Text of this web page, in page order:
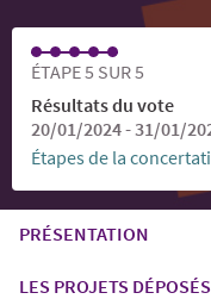
ÉTAPE 5 SUR 5
Résultats du vote
20/01/2024 - 31/01/
Étapes de la
PRÉSENTATION
LES PROJETS DÉPOSÉS